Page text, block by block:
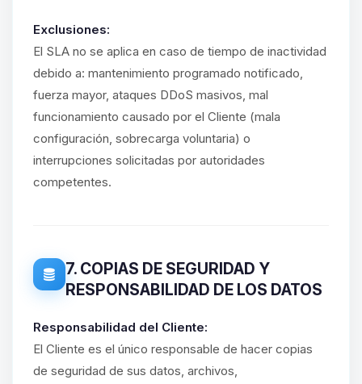
Exclusiones:
El SLA no se aplica en caso de tiempo de inactividad
debido a: mantenimiento programado notificado,
fuerza mayor, ataques DDoS masivos, mal
funcionamiento causado por el Cliente (mala
configuración, sobrecarga voluntaria) o
interrupciones solicitadas por autoridades
competentes.
7. COPIAS DE SEGURIDAD Y
RESPONSABILIDAD DE LOS DATOS
Responsabilidad del Cliente:
El Cliente es el único responsable de hacer copias
de seguridad de sus datos, archivos,